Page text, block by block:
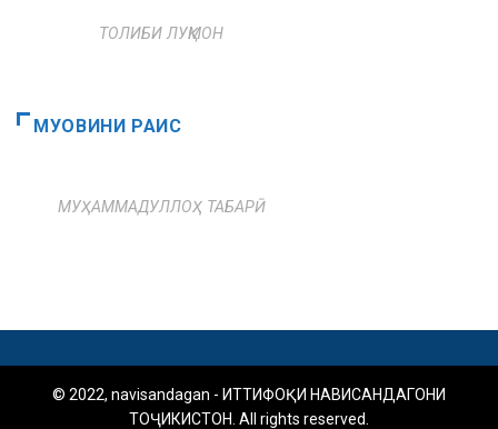
ТОЛИБИ ЛУҚМОН
МУОВИНИ РАИС
МУҲАММАДУЛЛОҲ ТАБАРӢ
© 2022, navisandagan - ИТТИФОҚИ НАВИСАНДАГОНИ
ТОҶИКИСТОН. All rights reserved.